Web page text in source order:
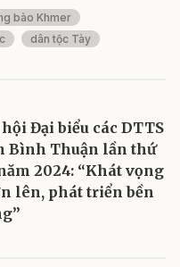
bào Khmer
dân tộc Tày
Đại biểu các DTTS
Bình Thuận lần thứ
2024: “Khát vọng
lên, phát triển bền